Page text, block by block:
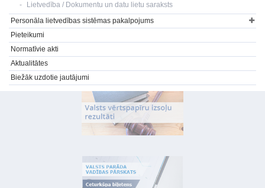
Lietvedība / Dokumentu un datu lietu saraksts
Personāla lietvedības sistēmas pakalpojums
Pieteikumi
Normatīvie akti
Aktualitātes
Biežāk uzdotie jautājumi